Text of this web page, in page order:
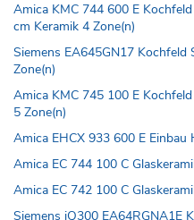
Amica KMC 744 600 E
cm Keramik 4 Zone(n)
Siemens EA645GN17
Zone(n)
Amica KMC 745 100 E
5 Zone(n)
Amica EHCX 933 600 E Einbau
Amica EC 744 100 C
Amica EC 742 100 C
Siemens iQ300 EA64RGNA1E